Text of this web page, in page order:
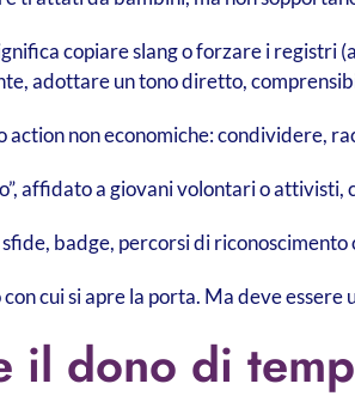
copiare slang o forzare i registri
adottare un tono diretto,
action non economiche: condividere,
affidato a giovani volontari o attivisti,
badge, percorsi di
cui si apre la porta. Ma deve essere
il dono di